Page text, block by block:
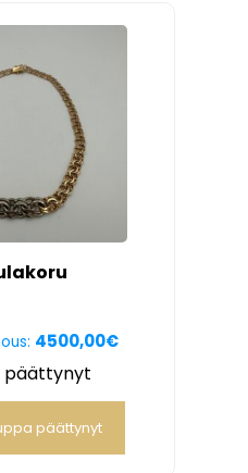
4500,00€
päättynyt
päättynyt